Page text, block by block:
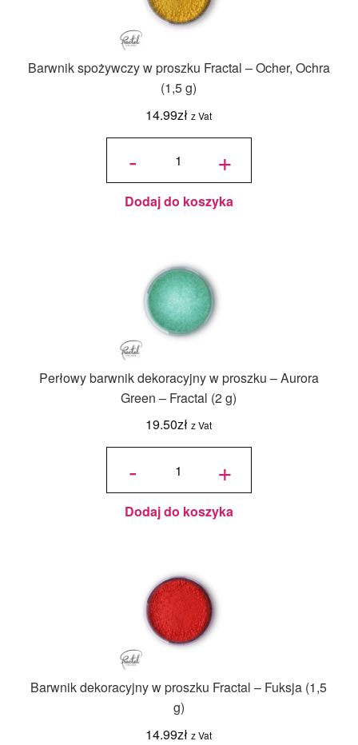
Barwnik spożywczy w proszku Fractal – Ocher, Ochra
(1,5 g)
14.99zł z Vat
-
ilość
w proszku
Fractal -
Ochra (1,5
g)
+
Dodaj do koszyka
Perłowy barwnik dekoracyjny w proszku – Aurora
Green – Fractal (2 g)
19.50zł z Vat
-
ilość
dekoracyjny
w proszku -
Aurora
Green -
Fractal (2 g)
+
Dodaj do koszyka
Barwnik dekoracyjny w proszku Fractal – Fuksja (1,5
g)
14.99zł z Vat